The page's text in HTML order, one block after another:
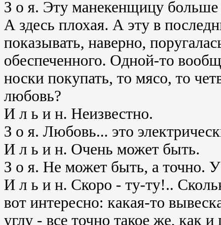
З о я. Эту манекенщицу
А здесь плохая. А эту в
показывать, наверно,
обеспеченного. Одной-то
носки покупать, то мясо, то
любовь?
И л ь и н. Неизвестно.
З о я. Любовь... это
И л ь и н. Очень может быть.
З о я. Не может быть, а точно. У
И л ь и н. Скоро - ту-ту!..
вот интересно: какая-то
углу - все точно такое же, как